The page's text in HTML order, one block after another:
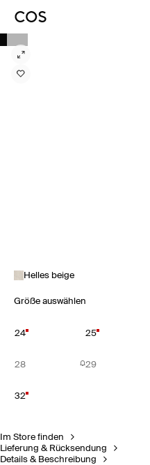
Helles beige
Größe auswählen
24 25
28 29
32
Im Store finden
Lieferung & Rücksendung
Details & Beschreibung